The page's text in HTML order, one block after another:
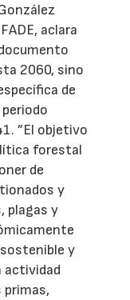
aclara
2060, sino
de
”El objetivo
forestal
de
y
plagas y
y
actividad
primas,